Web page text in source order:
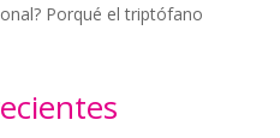
Porqué el triptófano